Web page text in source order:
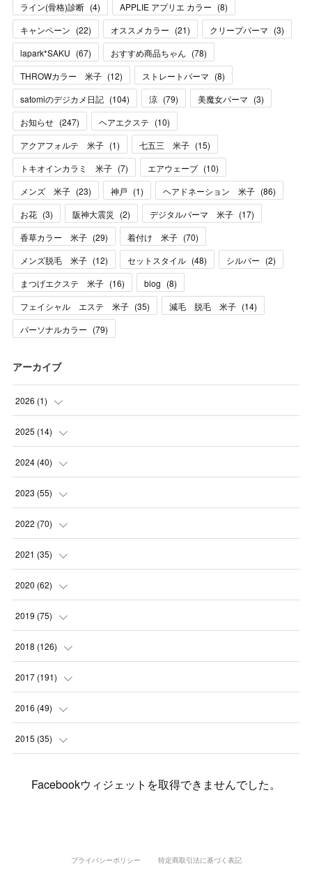
ライン(骨格)診断 (4) APPLIE アプリエ カラー (8)
キャンペーン (22) オススメカラー (21) クリープパーマ (3)
lapark*SAKU (67) おすすめ商品ちゃん (78)
THROWカラー 米子 (12) ストレートパーマ (8)
satomiのデジカメ日記 (104) 涼 (79) 美魔女パーマ (3)
お知らせ (247) ヘアエクステ (10)
アクアフォルテ 米子 (1) 七五三 米子 (15)
トキオインカラミ 米子 (7) エアウェーブ (10)
メンズ 米子 (23) 神戸 (1) ヘアドネーション 米子 (86)
お花 (3) 阪神大震災 (2) デジタルパーマ 米子 (17)
香草カラー 米子 (29) 着付け 米子 (70)
メンズ脱毛 米子 (12) セットスタイル (48) シルバー (2)
まつげエクステ 米子 (16) blog (8)
フェイシャル エステ 米子 (35) 減毛 脱毛 米子 (14)
パーソナルカラー (79)
アーカイブ
2026 (1)
(1
2025 (14)
(10 )
(1
(1
(2
2024 (40)
(1
(1
(3
(2
(1)
(5)
(8)
2023 (55)
(2
(4
(3
(3
(8)
(6)
2022 (70)
(7
(11 )
(8
(1)
(3)
2021 (35)
(5
(7
(5)
(3)
(3)
2020 (62)
(6
(9)
(7)
(4
(6)
2019 (75)
(1)
(2)
(6
(7
(15)
2018 (126)
(6)
(12 )
(7
2017 (191)
(12 )
(11 )
2016 (49)
(2
2015 (35)
Facebookウィジェットを取得できませんでした。
プライバシーポリシー 特定商取引法に基づく表記